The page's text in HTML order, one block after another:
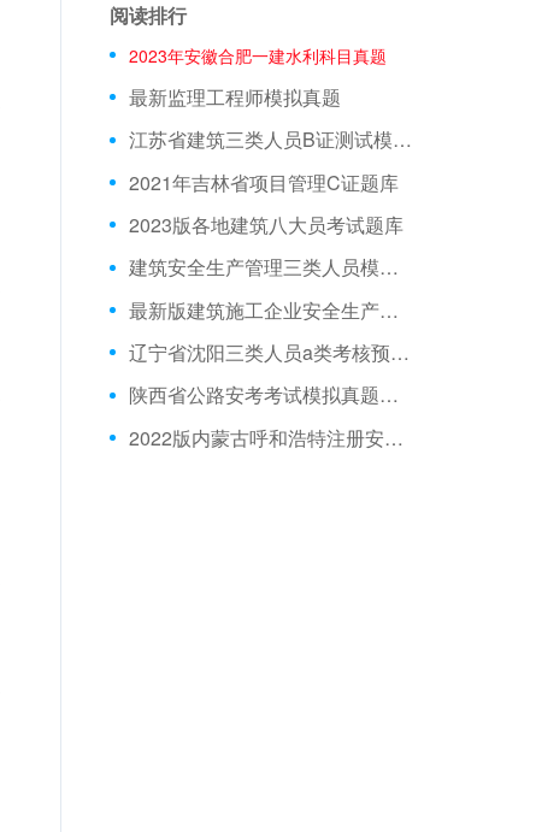
阅读排行
2023年安徽合肥一建水利科目真题
最新监理工程师模拟真题
江苏省建筑三类人员B证测试模拟题库刷题库
2021年吉林省项目管理C证题库
2023版各地建筑八大员考试题库
建筑安全生产管理三类人员模拟习题
最新版建筑施工企业安全生产管理人员真题库软件
辽宁省沈阳三类人员a类考核预习题与视频教程
陕西省公路安考考试模拟真题和解析
2022版内蒙古呼和浩特注册安全师在线模拟考试历年题库